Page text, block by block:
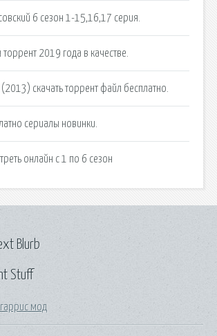
6 сезон 1-15,16,17 серия.
2019 года в качестве.
скачать торрент файл бесплатно.
сериалы новинки.
онлайн с 1 по 6 сезон
Stuff
мод
Blurb